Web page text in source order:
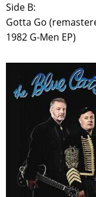
Side B:
Gotta Go
1982 G-Men EP)